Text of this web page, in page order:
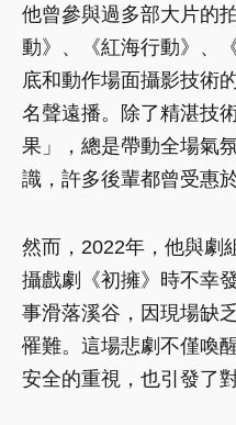
他曾參與過多部大片的
動》、《紅海行動》、
底和動作場面攝影技術
名聲遠播。除了精湛技
果」，總是帶動全場氣
識，許多後輩都曾受惠
然而，2022年，他與劇
攝戲劇《初擁》時不幸
事滑落溪谷，因現場缺
罹難。這場悲劇不僅喚
安全的重視，也引發了